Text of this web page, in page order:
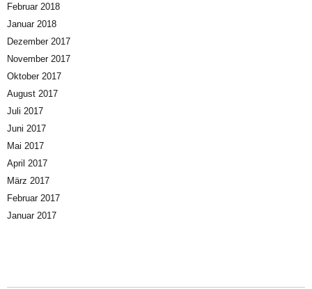
Februar 2018
Januar 2018
Dezember 2017
November 2017
Oktober 2017
August 2017
Juli 2017
Juni 2017
Mai 2017
April 2017
März 2017
Februar 2017
Januar 2017